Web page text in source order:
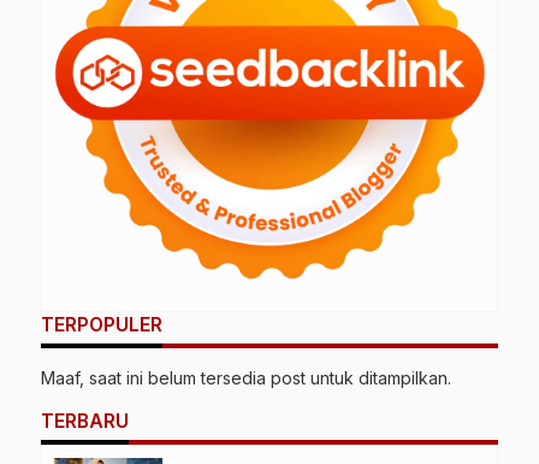
TERPOPULER
Maaf, saat ini belum tersedia post untuk ditampilkan.
TERBARU